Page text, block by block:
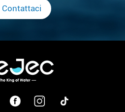
Contattaci